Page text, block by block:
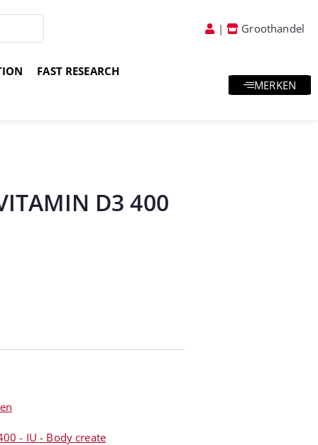
| Groothandel
FAST RESEARCH
MERKEN
D3 400
- IU - Body create